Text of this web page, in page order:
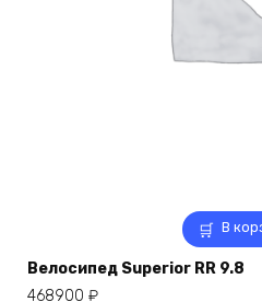
В
Велосипед Superior RR 9.8
468900 ₽